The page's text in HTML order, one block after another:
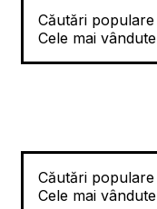
Căutări populare
Cele mai vândute
Căutări populare
Cele mai vândute